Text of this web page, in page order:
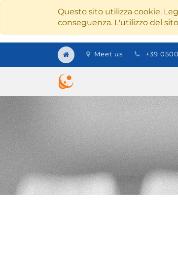
Questo sito utilizza cookie.
conseguenza. L'utilizzo del
Meet us +39